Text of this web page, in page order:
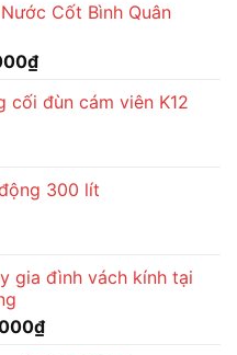
Cốt Bình Quân
₫
cối đùn cám viên K12
300 lít
gia đình vách kính tại
₫Giá